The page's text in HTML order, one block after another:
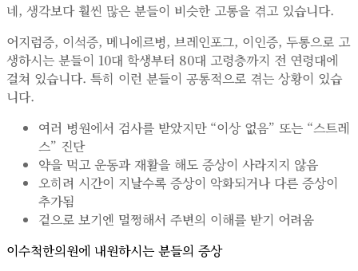
네, 생각보다 훨씬 많은 분들이 비슷한 고통을 겪고 있습니다.
어지럼증, 이석증, 메니에르병, 브레인포그, 이인증, 두통으로 고
생하시는 분들이 10대 학생부터 80대 고령층까지 전 연령대에
걸쳐 있습니다. 특히 이런 분들이 공통적으로 겪는 상황이 있습
니다.
여러 병원에서 검사를 받았지만 “이상 없음” 또는 “스트레
스” 진단
약을 먹고 운동과 재활을 해도 증상이 사라지지 않음
오히려 시간이 지날수록 증상이 악화되거나 다른 증상이
추가됨
겉으로 보기엔 멀쩡해서 주변의 이해를 받기 어려움
이수척한의원에 내원하시는 분들의 증상